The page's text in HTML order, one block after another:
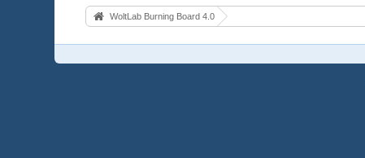
WoltLab Burning Board 4.0